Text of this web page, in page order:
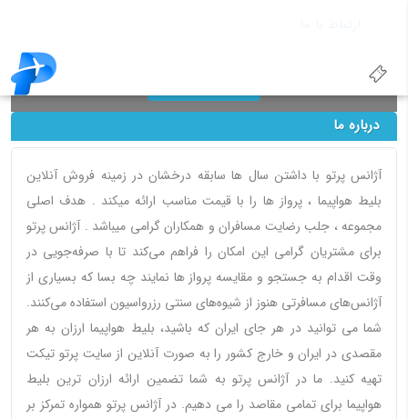
درباره ما
آژانس پرتو با داشتن سال ها سابقه درخشان در زمینه فروش آنلاین
بلیط هواپیما ، پرواز ها را با قیمت مناسب ارائه میکند . هدف اصلی
مجموعه ، جلب رضایت مسافران و همکاران گرامی میباشد . آژانس پرتو
برای مشتریان گرامی این امکان را فراهم می‌کند تا با صرفه‌جویی در
وقت اقدام به جستجو و مقایسه پرواز ها نمایند چه بسا که بسیاری از
آژانس‌های مسافرتی هنوز از شیوه‌های سنتی رزرواسیون استفاده می‌کنند.
شما می توانید در هر جای ایران که باشید، بلیط هواپیما ارزان به هر
مقصدی در ایران و خارج کشور را به صورت آنلاین از سایت پرتو تیکت
تهیه کنید. ما در آژانس پرتو به شما تضمین ارائه ارزان ترین بلیط
هواپیما برای تمامی مقاصد را می دهیم. در آژانس پرتو همواره تمرکز بر